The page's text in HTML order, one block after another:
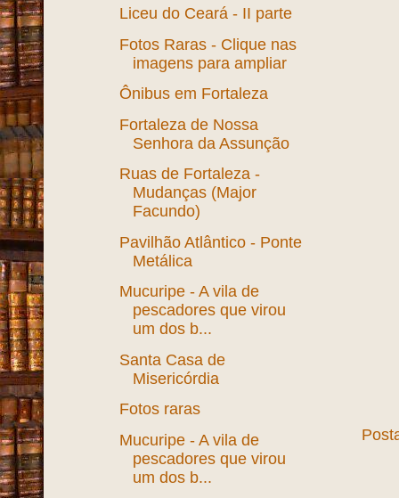
Liceu do Ceará - II parte
Fotos Raras - Clique nas
imagens para ampliar
Ônibus em Fortaleza
Fortaleza de Nossa
Senhora da Assunção
Ruas de Fortaleza -
Mudanças (Major
Facundo)
Pavilhão Atlântico - Ponte
Metálica
Mucuripe - A vila de
pescadores que virou
um dos b...
Santa Casa de
Misericórdia
Fotos raras
Mucuripe - A vila de
pescadores que virou
um dos b...